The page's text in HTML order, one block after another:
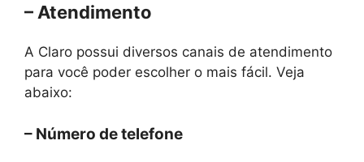
– Atendimento
A Claro possui diversos canais de atendimento
para você poder escolher o mais fácil. Veja
abaixo:
– Número de telefone